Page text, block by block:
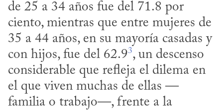
de 25 a 34 años fue del 71.8 por
ciento, mientras que entre mujeres de
35 a 44 años, en su mayoría casadas y
con hijos, fue del 62.93, un descenso
considerable que refleja el dilema en
el que viven muchas de ellas —
familia o trabajo—, frente a la